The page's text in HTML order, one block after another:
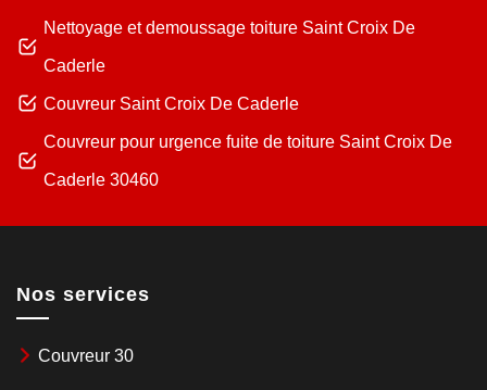
Nettoyage et demoussage toiture Saint Croix De
Caderle
Couvreur Saint Croix De Caderle
Couvreur pour urgence fuite de toiture Saint Croix De
Caderle 30460
Nos services
Couvreur 30